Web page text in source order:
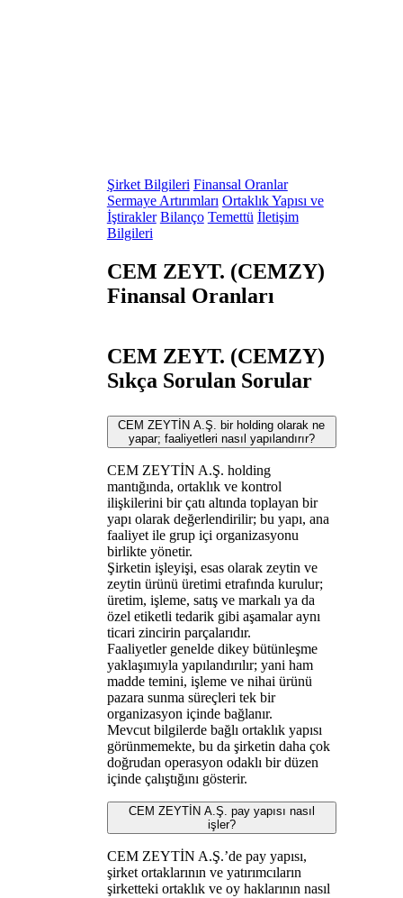
Şirket Bilgileri Finansal Oranlar
Sermaye Artırımları Ortaklık Yapısı ve
İştirakler Bilanço Temettü İletişim
Bilgileri
CEM ZEYT. (CEMZY)
Finansal Oranları
CEM ZEYT. (CEMZY)
Sıkça Sorulan Sorular
CEM ZEYTİN A.Ş. bir holding olarak ne
yapar; faaliyetleri nasıl yapılandırır?
CEM ZEYTİN A.Ş. holding
mantığında, ortaklık ve kontrol
ilişkilerini bir çatı altında toplayan bir
yapı olarak değerlendirilir; bu yapı, ana
faaliyet ile grup içi organizasyonu
birlikte yönetir.
Şirketin işleyişi, esas olarak zeytin ve
zeytin ürünü üretimi etrafında kurulur;
üretim, işleme, satış ve markalı ya da
özel etiketli tedarik gibi aşamalar aynı
ticari zincirin parçalarıdır.
Faaliyetler genelde dikey bütünleşme
yaklaşımıyla yapılandırılır; yani ham
madde temini, işleme ve nihai ürünü
pazara sunma süreçleri tek bir
organizasyon içinde bağlanır.
Mevcut bilgilerde bağlı ortaklık yapısı
görünmemekte, bu da şirketin daha çok
doğrudan operasyon odaklı bir düzen
içinde çalıştığını gösterir.
CEM ZEYTİN A.Ş. pay yapısı nasıl
işler?
CEM ZEYTİN A.Ş.’de pay yapısı,
şirket ortaklarının ve yatırımcıların
şirketteki ortaklık ve oy haklarının nasıl